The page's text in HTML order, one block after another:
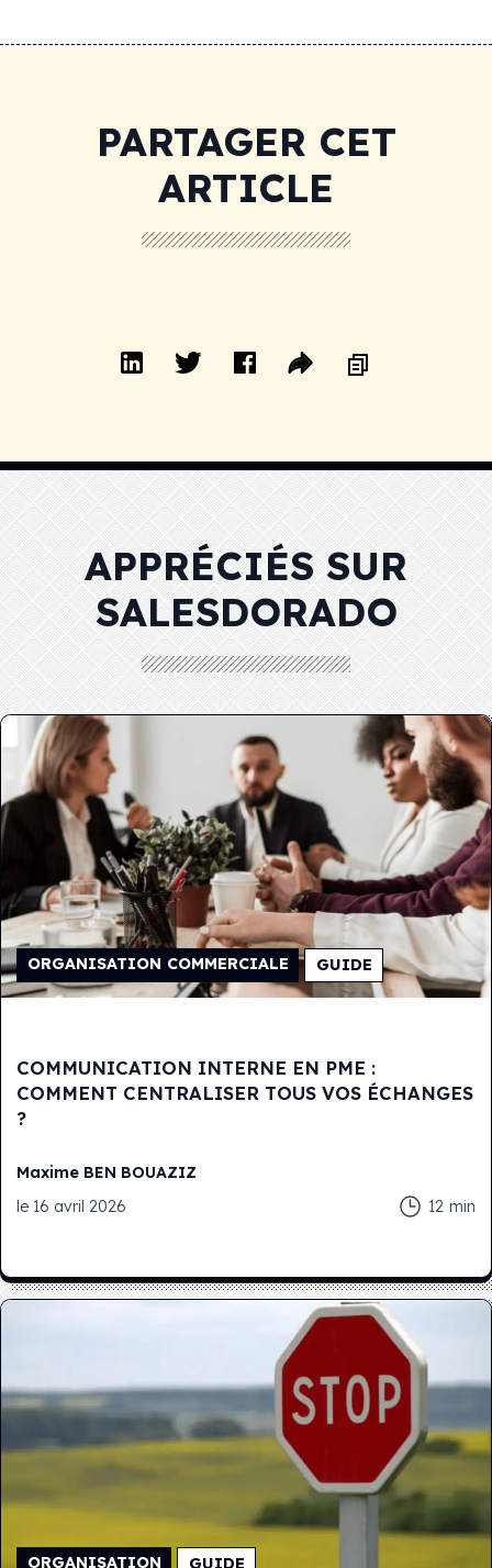
PARTAGER CET
ARTICLE
APPRÉCIÉS SUR
SALESDORADO
ORGANISATION COMMERCIALE GUIDE
COMMUNICATION INTERNE EN PME :
COMMENT CENTRALISER TOUS VOS ÉCHANGES
?
Maxime BEN BOUAZIZ
le 16 avril 2026 12 min
ORGANISATION GUIDE